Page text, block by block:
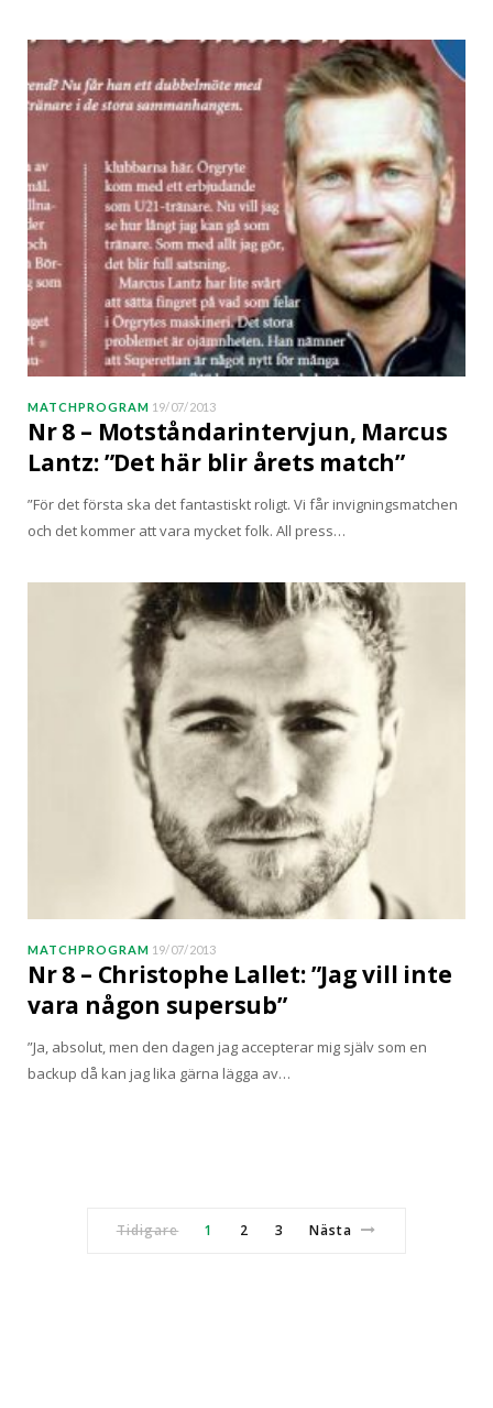
MATCHPROGRAM 19/07/2013
Nr 8 – Motståndarintervjun, Marcus
Lantz: ”Det här blir årets match”
”För det första ska det fantastiskt roligt. Vi får invigningsmatchen
och det kommer att vara mycket folk. All press…
MATCHPROGRAM 19/07/2013
Nr 8 – Christophe Lallet: ”Jag vill inte
vara någon supersub”
”Ja, absolut, men den dagen jag accepterar mig själv som en
backup då kan jag lika gärna lägga av…
Tidigare 1 2 3 Nästa